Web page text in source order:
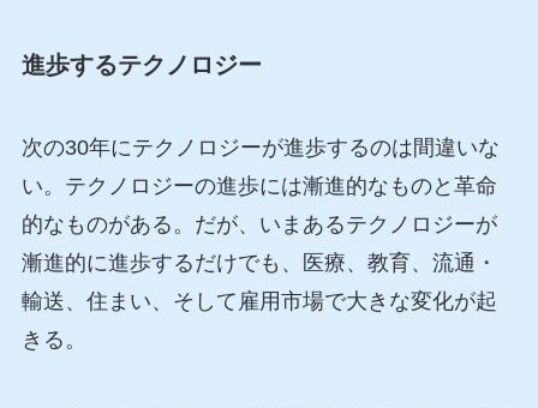
進歩するテクノロジー
次の30年にテクノロジーが進歩するのは間違いな
い。テクノロジーの進歩には漸進的なものと革命
的なものがある。だが、いまあるテクノロジーが
漸進的に進歩するだけでも、医療、教育、流通・
輸送、住まい、そして雇用市場で大きな変化が起
きる。